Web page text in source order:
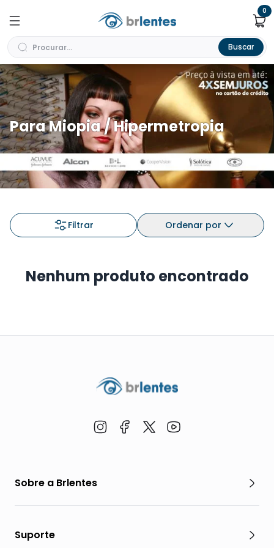
Buscar
0
Para Miopia / Hipermetropia
Filtrar Ordenar por
Nenhum produto encontrado
Sobre a Brlentes
Suporte